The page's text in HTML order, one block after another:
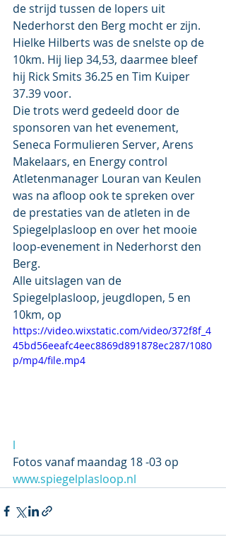
de strijd tussen de lopers uit
Nederhorst den Berg mocht er zijn.
Hielke Hilberts was de snelste op de
10km. Hij liep 34,53, daarmee bleef
hij Rick Smits 36.25 en Tim Kuiper
37.39 voor.
Die trots werd gedeeld door de
sponsoren van het evenement,
Seneca Formulieren Server, Arens
Makelaars, en Energy control
Atletenmanager Louran van Keulen
was na afloop ook te spreken over
de prestaties van de atleten in de
Spiegelplasloop en over het mooie
loop-evenement in Nederhorst den
Berg.
Alle uitslagen van de
Spiegelplasloop, jeugdlopen, 5 en
10km, op
https://video.wixstatic.com/video/372f8f_4
45bd56eeafc4eec8869d891878ec287/1080
p/mp4/file.mp4
l
Fotos vanaf maandag 18 -03 op
www.spiegelplasloop.nl